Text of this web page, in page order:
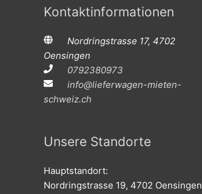
Kontaktinformationen
Nordringstrasse 17, 4702
Oensingen
0792380973
info@lieferwagen-mieten-
schweiz.ch
Unsere Standorte
Hauptstandort:
Nordringstrasse 19, 4702 Oensingen